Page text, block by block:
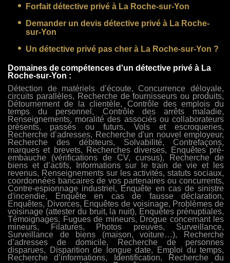
Forfait détective privé à La Roche-sur-Yon
Demander un devis détective privé à La Roche-
sur-Yon
Un détective privé pas cher à La Roche-sur-Yon ?
Domaines de compétences d'un détective privé à La
Roche-sur-Yon :
Détection de matériels d’écoute, Concurrence déloyale,
circuits parallèles, Recherche de fournisseurs ou produits,
Détournement de la clientèle, Contrôle des emplois du
temps du personnel, Contrôle des arrêts maladie,
Renseignements, moralité des associés ou collaborateurs
présents, passés ou futurs, Vols et escroqueries,
Recherche d’adresses, Recherche d'un nouvel employeur,
Recherche des débiteurs, Solvabilité, Contrefaçons,
marques et brevets, Recherches diverses, Enquêtes pré-
embauche (vérifications de CV, cursus), Recherche de
biens et d’actifs, Informations sur le train de vie et les
revenus, Renseignements sur les activités, statuts sociaux,
coordonnées bancaires de vos partenaires ou concurrents,
Contre-espionnage industriel, Enquête en cas de sinistre
d'incendie, Enquête en cas de fausse déclaration,
Enquêtes, Divorces, Enquêtes de voisinage, Problèmes de
voisinage (attester du bruit, la nuit), Enquêtes prénuptiales,
Témoignages, Fugues de mineurs, Drogue concernant les
mineurs, Filatures, Photos preuves, Surveillance,
Surveillance de biens (maison, voiture…), Recherche
d’adresses de domicile, Recherche de personnes
disparues, Disparition de longue date, Emploi du temps,
Recherche d’informations, Identification, Recherche du